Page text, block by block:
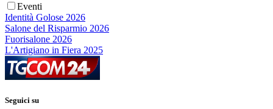
Eventi
Identità Golose 2026
Salone del Risparmio 2026
Fuorisalone 2026
L'Artigiano in Fiera 2025
Seguici su